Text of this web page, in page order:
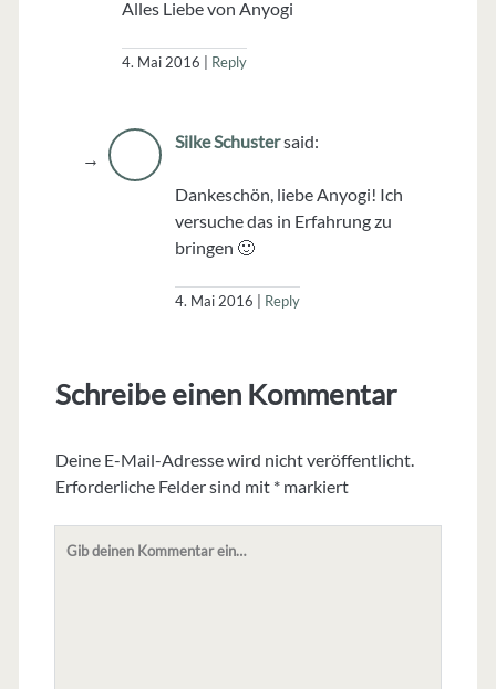
Alles Liebe von Anyogi
4. Mai 2016 Reply
Silke Schustersaid:
Dankeschön, liebe Anyogi! Ich
versuche das in Erfahrung zu
bringen 🙂
4. Mai 2016 Reply
Schreibe einen Kommentar
Deine E-Mail-Adresse wird nicht veröffentlicht.
Erforderliche Felder sind mit *markiert